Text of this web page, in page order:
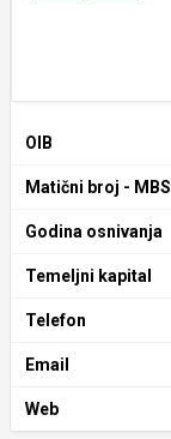
OIB
Matični broj - MBS
Godina osnivanja
Temeljni kapital
Telefon
Email
Web